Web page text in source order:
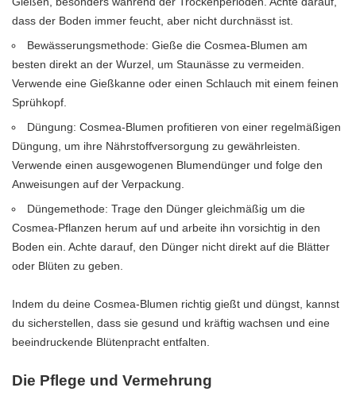
dass der Boden immer feucht, aber nicht durchnässt ist.
Bewässerungsmethode: Gieße die Cosmea-Blumen am
besten direkt an der Wurzel, um Staunässe zu vermeiden.
Verwende eine Gießkanne oder einen Schlauch mit einem feinen
Sprühkopf.
Düngung: Cosmea-Blumen profitieren von einer regelmäßigen
Düngung, um ihre Nährstoffversorgung zu gewährleisten.
Verwende einen ausgewogenen Blumendünger und folge den
Anweisungen auf der Verpackung.
Düngemethode: Trage den Dünger gleichmäßig um die
Cosmea-Pflanzen herum auf und arbeite ihn vorsichtig in den
Boden ein. Achte darauf, den Dünger nicht direkt auf die Blätter
oder Blüten zu geben.
Indem du deine Cosmea-Blumen richtig gießt und düngst, kannst
du sicherstellen, dass sie gesund und kräftig wachsen und eine
beeindruckende Blütenpracht entfalten.
Die Pflege und Vermehrung